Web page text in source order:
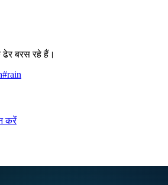
बरस रहे हैं।
#rain
करें